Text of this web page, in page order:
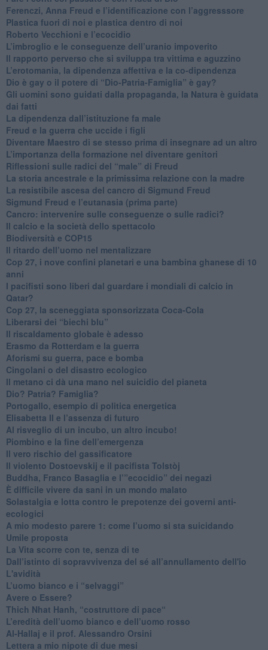
​Ferenczi, Anna Freud e l’identificazione con l’aggresssore
Plastica fuori di noi e plastica dentro di noi
​Roberto Vecchioni e l’ecocidio
​L’imbroglio e le conseguenze dell’uranio impoverito
​Il rapporto perverso che si sviluppa tra vittima e aguzzino
L’erotomania, la dipendenza affettiva e la co-dipendenza
​Dio è gay o il potere di “Dio-Patria-Famiglia” è gay?
​Gli uomini sono guidati dalla propaganda, la Natura è guidata
dai fatti
La dipendenza dall’istituzione fa male
​Freud e la guerra che uccide i figli
​Diventare Maestro di se stesso prima di insegnare ad un altro
L’importanza della formazione nel diventare genitori
Riflessioni sulle radici del “male” di Freud
​La storia ancestrale e la primissima relazione con la madre
​La resistibile ascesa del cancro di Sigmund Freud
Sigmund Freud e l’eutanasia (prima parte)
Cancro: intervenire sulle conseguenze o sulle radici?
​Il calcio e la società dello spettacolo
Biodiversità e COP15
​Il ritardo dell’uomo nel mentalizzare
​Cop 27, i nove confini planetari e una bambina ghanese di 10
anni
​I pacifisti sono liberi dal guardare i mondiali di calcio in
Qatar?
​Cop 27, la sceneggiata sponsorizzata Coca-Cola
​Liberarsi dei “biechi blu”
Il riscaldamento globale è adesso
​Erasmo da Rotterdam e la guerra
​Aforismi su guerra, pace e bomba
Cingolani o del disastro ecologico
​Il metano ci dà una mano nel suicidio del pianeta
​Dio? Patria? Famiglia?
Portogallo, esempio di politica energetica
​Elisabetta II e l’assenza di futuro
Al risveglio di un incubo, un altro incubo!
​Piombino e la fine dell’emergenza
​Il vero rischio del gassificatore
​Il violento Dostoevskij e il pacifista Tolstòj
​Buddha, Franco Basaglia e l’”ecocidio” dei negazi
​È difficile vivere da sani in un mondo malato
Solastalgia e lotta contro le prepotenze dei governi anti-
ecologici
​A mio modesto parere 1: come l’uomo si sta suicidando
​Umile proposta
​La Vita scorre con te, senza di te
​Dall’istinto di sopravvivenza del sé all’annullamento dell'io
L'avidità
​L’uomo bianco e i “selvaggi”
​Avere o Essere?
​Thich Nhat Hanh, “costruttore di pace“
​L’eredità dell’uomo bianco e dell’uomo rosso
Al-Hallaj e il prof. Alessandro Orsini
​Lettera a mio nipote di due mesi